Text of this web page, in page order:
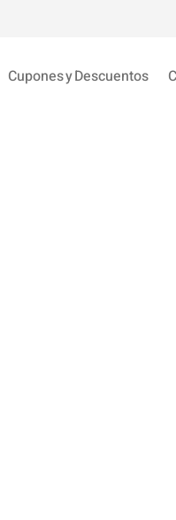
Cupones y Descuentos